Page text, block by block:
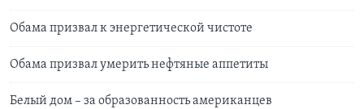
Обама призвал к энергетической чистоте
Обама призвал умерить нефтяные аппетиты
Белый дом – за образованность американцев